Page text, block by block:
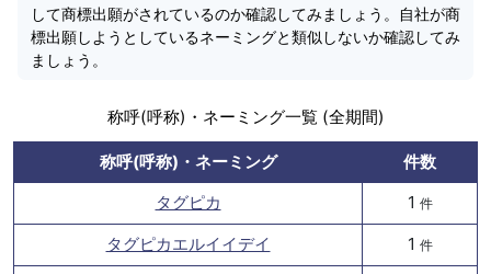
して商標出願がされているのか確認してみましょう。自社が商
標出願しようとしているネーミングと類似しないか確認してみ
ましょう。
称呼(呼称)・ネーミング一覧 (全期間)
称呼(呼称)・ネーミング
件数
タグピカ
1 件
タグピカエルイイデイ 1 件